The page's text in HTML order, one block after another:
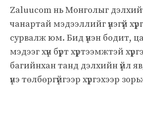
Zaluucom нь Монголыг
чанартай мэдээллийг үнэгүй
сурвалж юм. Бид үнэн бодит,
мэдээг хүн бүрт хүртээмжтэй
багийнхан танд дэлхийн үйл
үнэ төлбөргүйгээр хүргэхээр